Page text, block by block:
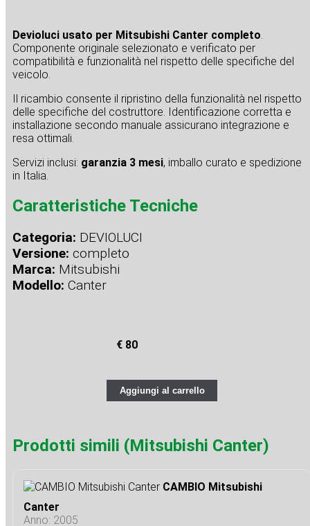
Devioluci usato per Mitsubishi Canter completo.
Componente originale selezionato e verificato per
compatibilità e funzionalità nel rispetto delle specifiche del
veicolo.
Il ricambio consente il ripristino della funzionalità nel rispetto
delle specifiche del costruttore. Identificazione corretta e
installazione secondo manuale assicurano integrazione e
resa ottimali.
Servizi inclusi: garanzia 3 mesi, imballo curato e spedizione
in Italia.
Caratteristiche Tecniche
Categoria: DEVIOLUCI
Versione: completo
Marca: Mitsubishi
Modello: Canter
€ 80
Aggiungi al carrello
Prodotti simili (Mitsubishi Canter)
CAMBIO Mitsubishi
Canter
Anno: 2005